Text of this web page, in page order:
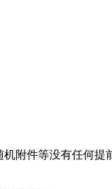
附件等没有任何